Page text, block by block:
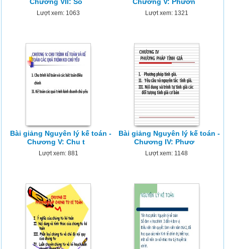
Lượt xem: 1063 Lượt xem: 1321
Bài giảng Nguyên lý kế toán -
Chương V: Chu t
Lượt xem: 881
Bài giảng Nguyên lý kế toán -
Chương IV: Phươ
Lượt xem: 1148